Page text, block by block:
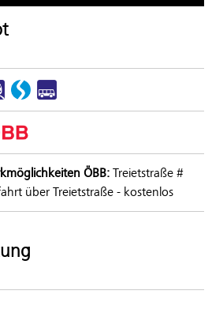
ÖBB:Treietstraße #
über Treietstraße - kostenlos